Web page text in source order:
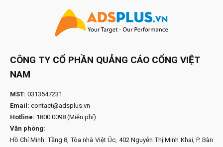
CÔNG TY CỔ PHẦN QUẢNG CÁO CỔNG VIỆT
NAM
MST: 0313547231
Email: contact@adsplus.vn
Hotline: 1800.0098 (Miễn phí)
Văn phòng:
Hồ Chí Minh: Tầng 8, Tòa nhà Việt Úc, 402 Nguyễn Thị Minh Khai, P. Bàn